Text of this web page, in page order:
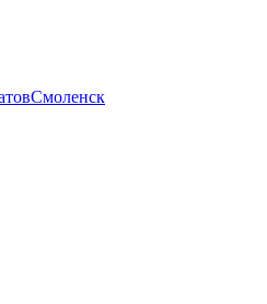
Смоленск